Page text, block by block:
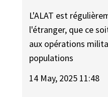
L'ALAT est
l'étranger, que ce
aux opérations
populations
14 May, 2025 11:48